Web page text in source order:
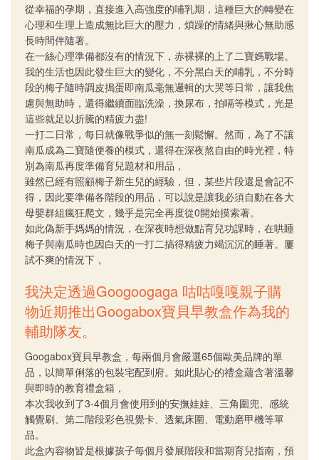
從幸福的孕期，直接進入高強度的哺乳期，這種巨大的轉變在
心理和生理上造成無比巨大的壓力，煩躁的情緒與揪心無助感
長時間伴隨著。
在一絲心理準備都沒有的情況下，赤裸裸的上了二寶媽戰場。
我的生活也因此發生巨大的變化，不分黑白天的哺乳，不分時
段的梅子隨時調皮搗蛋即南瓜毫無邏輯的大哭等日常，讓我焦
慮與無助時，還得繼續面臨洗澡，換尿布，拍嗝等模式，光是
這些就足以折騰的精疲力盡!
一打二日常，每日就像戰爭似的無一刻鬆懈。然而，為了不讓
南瓜成為二寶隨便養的模式，還得在深夜熬自由的時光裡，特
別為南瓜再度準備育兒題材和用品，
雖然已經有照顧梅子新生兒的經驗，但，某些片段還是會記不
得，因此要準備各階段的用品，可以說是讓我必須自動在各大
母嬰群組瘋狂爬文，幾乎是完全再度從0開始摸索著。
如此偽新手媽媽的情況，在深夜時想做點育兒功課時，在哄睡
梅子與南瓜時也因白天的一打二搞得精疲力竭沉沉的睡著。屢
試不爽的情況下，
我決定透過Googoogaga 咕咕嘎嘎親子購
物近期推出Googabox寶貝早教盒作為我的
輔助隊友。
Googabox寶貝早教盒，每兩個月會嚴選65個歐美品牌的單
品，以簡單俐落的包裝宅配到府。如此貼心的禮盒蘊含著溫馨
與即時的教育禮盒箱，
本次我收到了3-4個月會使用到的安撫娃娃、三角圍兜、感統
觸覺刷、第二階段彩色視覺卡、透氣床圍、電動磨甲機等單
品。
此盒內容物皆是根據孩子每個月發展階段和當期育兒指南，預